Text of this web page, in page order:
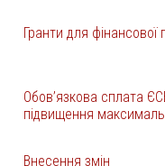
Гранти для фінансової
Обов’язкова сплата
підвищення
Внесення змін